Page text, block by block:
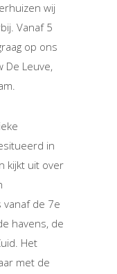
wij
Vanaf 5
op ons
De Leuve,
in
kijkt uit over
vanaf de 7e
havens, de
Het
met de